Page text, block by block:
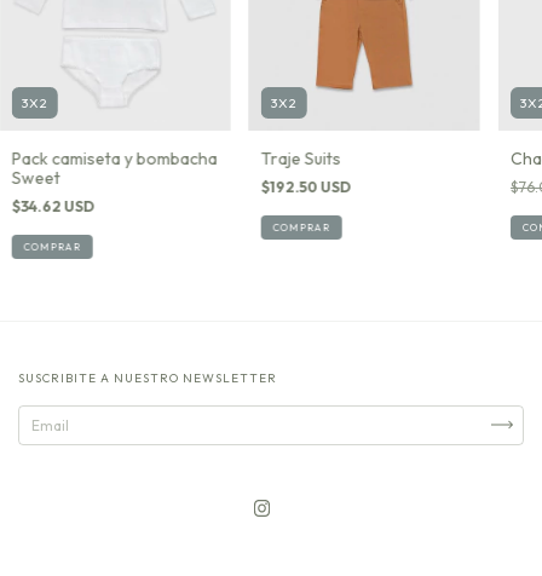
3X2
Pack camiseta y bombacha
Sweet
$34.62 USD
COMPRAR
3X2
Traje Suits
$192.50 USD
COMPRAR
SUSCRIBITE A NUESTRO NEWSLETTER